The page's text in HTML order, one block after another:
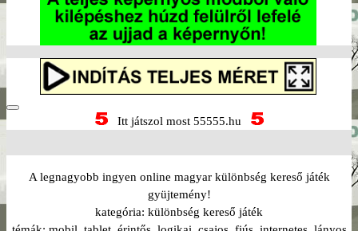
Itt játszol most 55555.hu
A legnagyobb ingyen online magyar különbség kereső játék
gyüjtemény!
kategória: különbség kereső játék